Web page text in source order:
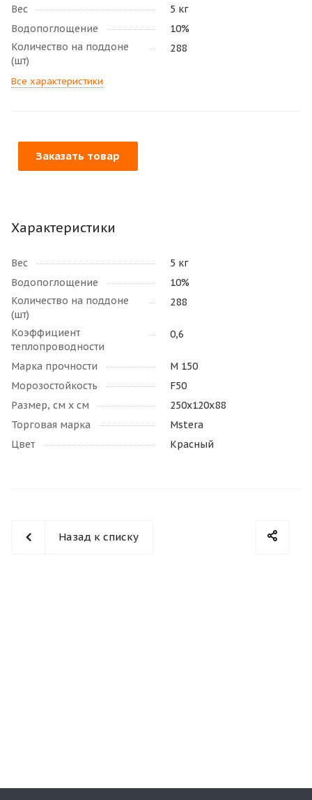
Вес
5 кг
Водопоглощение
10%
Количество на поддоне
(шт)
288
Все характеристики
Заказать товар
Характеристики
Вес
5 кг
Водопоглощение
10%
Количество на поддоне
(шт)
288
Коэффициент
теплопроводности
0,6
Марка прочности
М 150
Морозостойкость
F50
Размер, см х см
250х120х88
Торговая марка
Mstera
Цвет
Красный
Назад к списку